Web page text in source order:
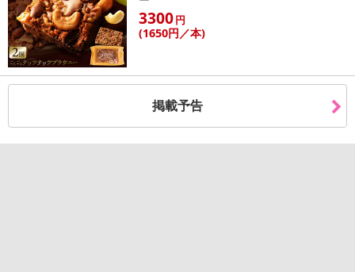
3300円
(1650円 ／本)
掲載予告